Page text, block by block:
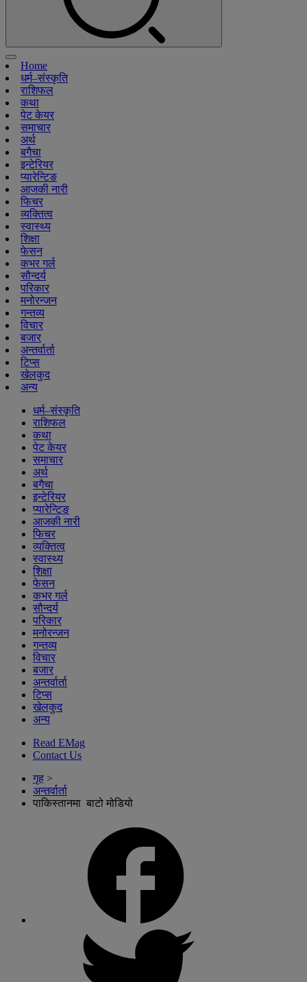
Home
धर्म–संस्कृति
राशिफल
कथा
पेट केयर
समाचार
अर्थ
बगैचा
इन्टेरियर
प्यारेन्टिङ
आजकी नारी
फिचर
व्यक्तित्व
स्वास्थ्य
शिक्षा
फेसन
कभर गर्ल
सौन्दर्य
परिकार
मनोरन्जन
गन्तव्य
विचार
बजार
अन्तर्वार्ता
टिप्स
खेलकुद
अन्य
धर्म–संस्कृति
राशिफल
कथा
पेट केयर
समाचार
अर्थ
बगैचा
इन्टेरियर
प्यारेन्टिङ
आजकी नारी
फिचर
व्यक्तित्व
स्वास्थ्य
शिक्षा
फेसन
कभर गर्ल
सौन्दर्य
परिकार
मनोरन्जन
गन्तव्य
विचार
बजार
अन्तर्वार्ता
टिप्स
खेलकुद
अन्य
Read EMag
Contact Us
गृह >
अन्तर्वार्ता
पाकिस्तानमा बाटो मोडियो